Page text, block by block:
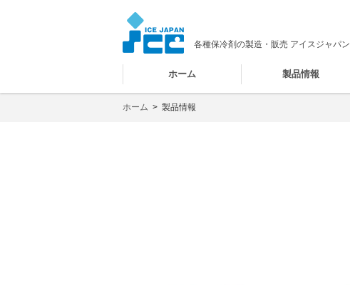
各種保冷剤の製造・販売 アイスジャパン
ホーム 製品情報
ホーム > 製品情報